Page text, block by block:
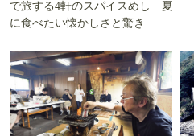
で旅する4軒のスパイスめし 夏
に食べたい懐かしさと驚き